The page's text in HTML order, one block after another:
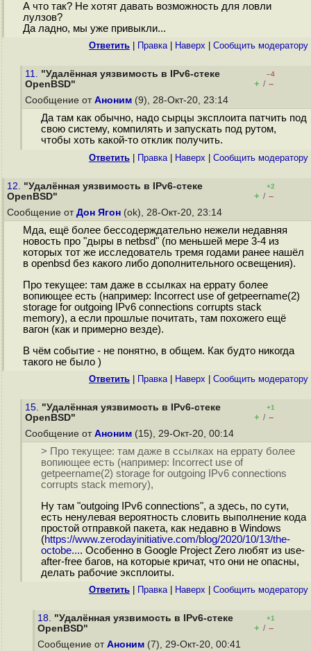
А что так? Не хотят давать возможность для ловли
лулзов?
Да ладно, мы уже привыкли...
Ответить Правка| Наверх Cообщить модератору
11. "Удалённая уязвимость в IPv6-стеке
OpenBSD"
–4
+ / –
Сообщение от Аноним (9), 28-Окт-20, 23:14
Да там как обычно, надо сырцы эксплоита патчить под
свою систему, компилять и запускать под рутом,
чтобы хоть какой-то отклик получить.
Ответить Правка| Наверх Cообщить модератору
12. "Удалённая уязвимость в IPv6-стеке
OpenBSD"
+2
+ / –
Сообщение от Дон Ягон (ok), 28-Окт-20, 23:14
Мда, ещё более бессодерждательно нежели недавняя
новость про "дыры в netbsd" (по меньшей мере 3-4 из
которых тот же исследователь тремя годами ранее нашёл
в openbsd без какого либо дополнительного освещения).
Про текущее: там даже в ссылках на еррату более
вопиющее есть (например: Incorrect use of getpeername(2)
storage for outgoing IPv6 connections corrupts stack
memory), а если прошлые почитать, там похожего ещё
вагон (как и примерно везде).
В чём событие - не понятно, в общем. Как будто никогда
такого не было )
Ответить Правка| Наверх Cообщить модератору
15. "Удалённая уязвимость в IPv6-стеке
OpenBSD"
+1
+ / –
Сообщение от Аноним (15), 29-Окт-20, 00:14
> Про текущее: там даже в ссылках на еррату более
вопиющее есть (например: Incorrect use of
getpeername(2) storage for outgoing IPv6 connections
corrupts stack memory),
Ну там "outgoing IPv6 connections", а здесь, по сути,
есть ненулевая вероятность словить выполнение кода
простой отправкой пакета, как недавно в Windows
(https://www.zerodayinitiative.com/blog/2020/10/13/the-
octobe.... Особенно в Google Project Zero любят из use-
after-free багов, на которые кричат, что они не опасны,
делать рабочие эксплоиты.
Ответить Правка| Наверх Cообщить модератору
18. "Удалённая уязвимость в IPv6-стеке
OpenBSD"
+1
+ / –
Сообщение от Аноним (7), 29-Окт-20, 00:41